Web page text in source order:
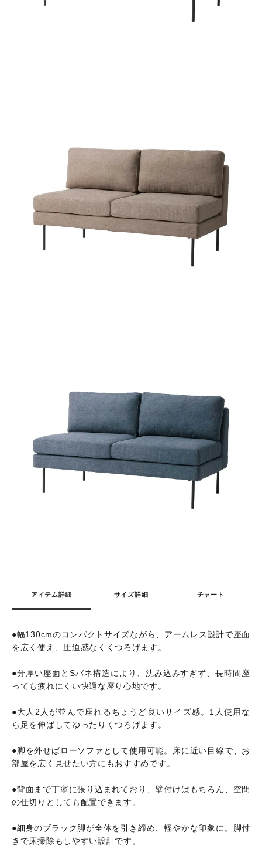
アイテム詳細 サイズ詳細 チャート
●幅130cmのコンパクトサイズながら、アームレス設計で座面
を広く使え、圧迫感なくくつろげます。
●分厚い座面とSバネ構造により、沈み込みすぎず、長時間座
っても疲れにくい快適な座り心地です。
●大人2人が並んで座れるちょうど良いサイズ感。1人使用な
ら足を伸ばしてゆったりくつろげます。
●脚を外せばローソファとして使用可能。床に近い目線で、お
部屋を広く見せたい方にもおすすめです。
●背面まで丁寧に張り込まれており、壁付けはもちろん、空間
の仕切りとしても配置できます。
●細身のブラック脚が全体を引き締め、軽やかな印象に。脚付
きで床掃除もしやすい設計です。